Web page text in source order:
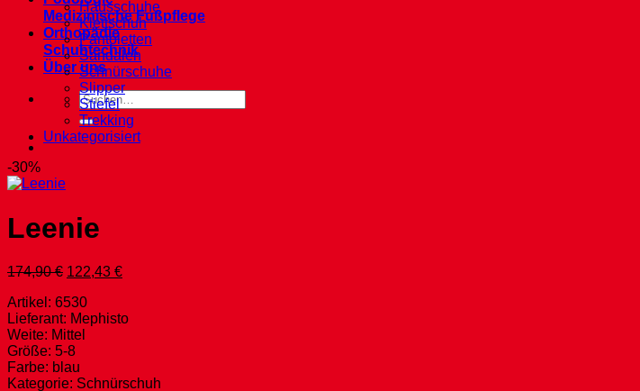
Medizinische Fußpflege
Orthopädie
Schuhtechnik
Über uns
Suche
nach:
Hausschuhe
Klettschuh
Pantoletten
Sandalen
Schnürschuhe
Slipper
Stiefel
Trekking
Unkategorisiert
-30%
Leenie
174,90€ Ursprünglicher
war:
174,90 €
122,43 €Aktueller
122,43 €.
Artikel: 6530
Lieferant: Mephisto
Weite: Mittel
Größe: 5-8
Farbe: blau
Kategorie: Schnürschuh